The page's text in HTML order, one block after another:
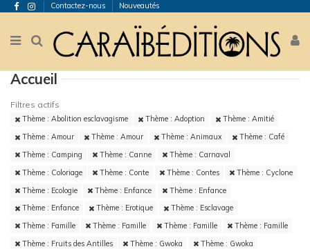
Contactez-nous Nouveautés
Accueil
Filtres actifs
Thème : Abolition esclavagisme Thème : Adoption
Thème : Amitié
Thème : Amour
Thème : Amour Thème : Animaux
Thème : Café
Thème : Camping
Thème : Canne
Thème : Carnaval
Thème : Coloriage
Thème : Conte Thème : Contes
Thème : Cyclone
Thème : Ecologie
Thème : Enfance
Thème : Enfance
Thème : Enfance
Thème : Erotique
Thème : Esclavage
Thème : Famille
Thème : Famille Thème : Famille
Thème : Famille
Thème : Fruits des Antilles
Thème : Gwoka
Thème : Gwoka